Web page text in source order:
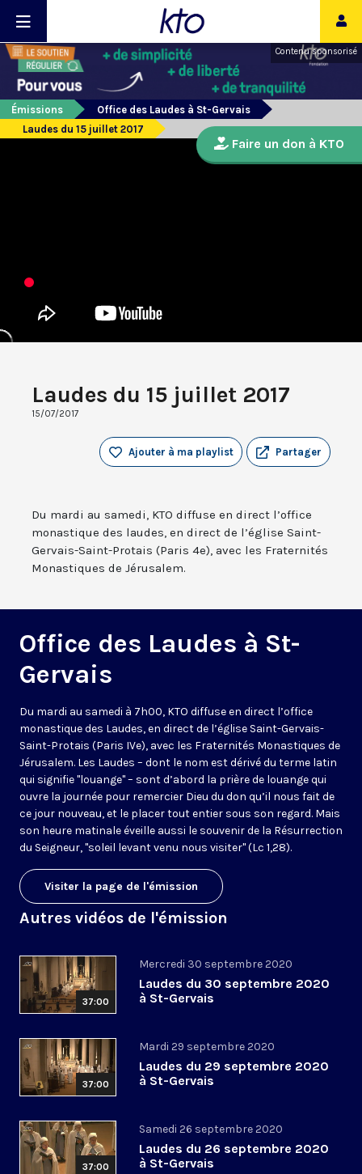
Contenu sponsorisé
Émissions
Office des Laudes à St-Gervais
Laudes du 15 juillet 2017
Laudes du 15 juillet 2017
15/07/2017
Partager
Ajouter à ma playlist
Du mardi au samedi, KTO diffuse en direct l’office
monastique des laudes, en direct de l’église Saint-
Gervais-Saint-Protais (Paris 4e), avec les Fraternités
Monastiques de Jérusalem.
Office des Laudes à St-
Gervais
Du mardi au samedi à 7h00, KTO diffuse en direct l’office
monastique des Laudes, en direct de l’église Saint-Gervais-
Saint-Protais (Paris IVe), avec les Fraternités Monastiques de
Jérusalem. Les Laudes – dont le nom est dérivé du terme latin
qui signifie "louange" – sont d’abord la prière de louange qui
ouvre la journée pour remercier Dieu du don qu’il nous fait de
ce jour nouveau, et le placer tout entier sous son regard. Mais
son heure matinale éveille aussi le souvenir de la Résurrection
du Seigneur, "soleil levant venu nous visiter" (Lc 1,28).
Visiter la page de l'émission
Autres vidéos de l'émission
37:00
Mercredi 30 septembre 2020
Laudes du 30 septembre 2020
à St-Gervais
37:00
Mardi 29 septembre 2020
Laudes du 29 septembre 2020
à St-Gervais
37:00
Samedi 26 septembre 2020
Laudes du 26 septembre 2020
à St-Gervais
Faire un don à KTO